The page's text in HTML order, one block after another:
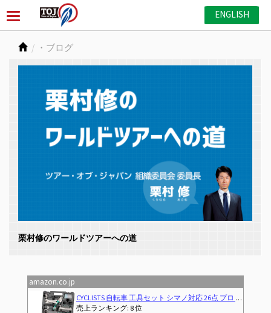
ENGLISH
・ブログ
栗村修のワールドツアーへの道
amazon.co.jp
CYCLISTS 自転車 工具セット シマノ対応 26点 プロ ロードバイク、クロスバイク、ママチャリなど用 トルクレンチ パンク修理キット ツールボックス付き（CT-K02）
売上ランキング: 8 位
Previous Next